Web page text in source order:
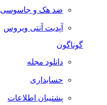
ضد هک و جاسوسی
آپدیت آنتی ویروس
گوناگون
دانلود مجله
حسابداری
پشتیبان اطلاعات